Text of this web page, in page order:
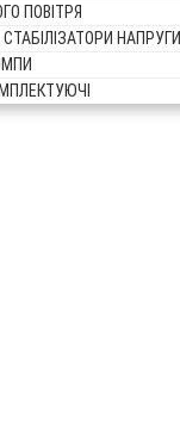
ПОВІТРЯ
НАПРУГИ